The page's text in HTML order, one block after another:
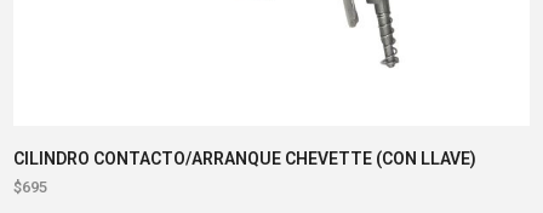
CILINDRO CONTACTO/ARRANQUE CHEVETTE (CON LLAVE)
$695